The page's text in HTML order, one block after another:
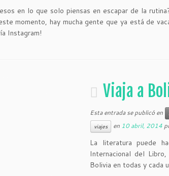
en lo que solo piensas en escapar de la
momento, hay mucha gente que ya está de
Instagram!
Viaja a
Esta entrada se publicó en
viajes
en 10 abril, 2014
La literatura puede
Internacional del
Bolivia en todas y cada